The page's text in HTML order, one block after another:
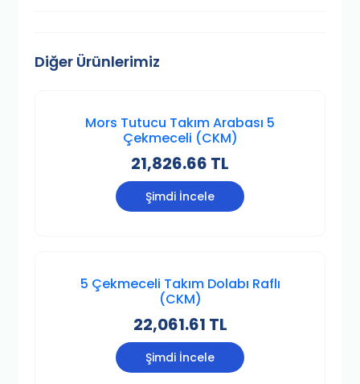
Diğer Ürünlerimiz
Mors Tutucu Takım Arabası 5
Çekmeceli (CKM)
21,826.66 TL
Şimdi İncele
5 Çekmeceli Takım Dolabı Raflı
(CKM)
22,061.61 TL
Şimdi İncele